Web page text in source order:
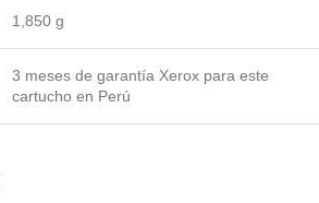
1,850 g
3 meses de garantía Xerox para este
cartucho en Perú